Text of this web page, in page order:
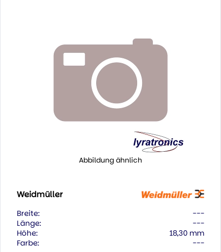
Abbildung ähnlich
Weidmüller
Breite:
---
Länge:
---
Höhe:
18,30 mm
Farbe:
---